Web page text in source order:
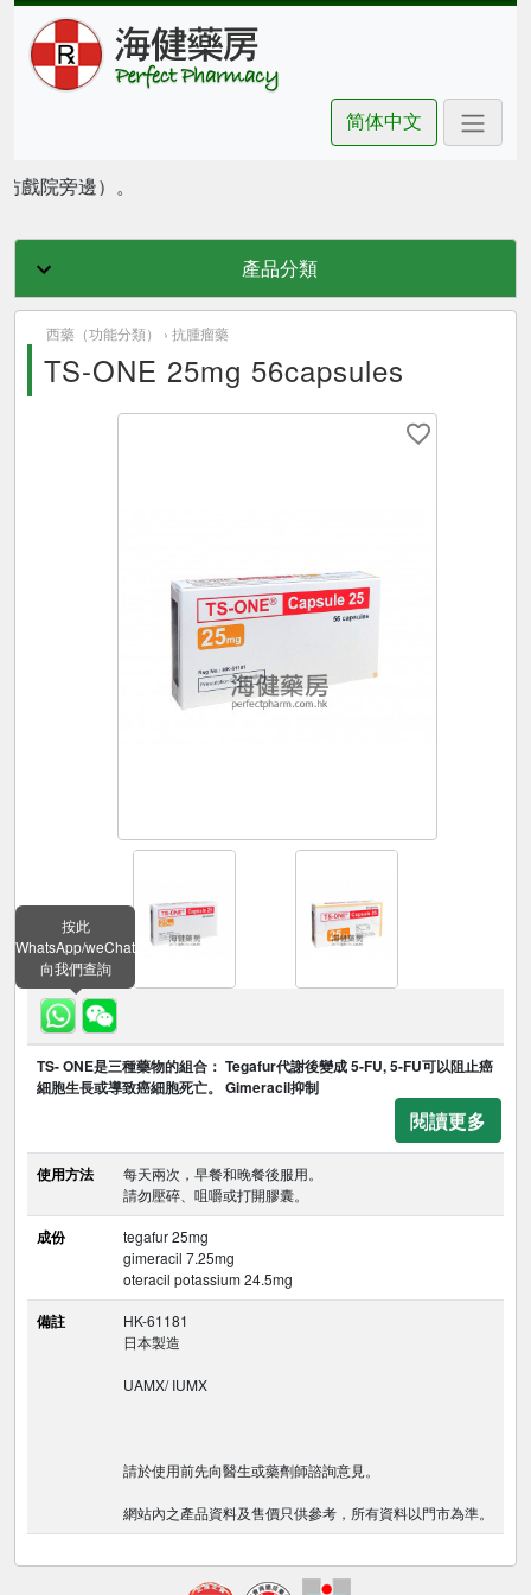
简体中文
戲院旁邊）。
產品分類
西藥（功能分類） › 抗腫瘤藥
TS-ONE 25mg 56capsules
按此
WhatsApp/weChat
向我們查詢
TS- ONE是三種藥物的組合： Tegafur代謝後變成 5-FU, 5-FU可以阻止癌
細胞生長或導致癌細胞死亡。 Gimeracil抑制
閱讀更多
使用方法
每天兩次，早餐和晚餐後服用。
請勿壓碎、咀嚼或打開膠囊。
成份
tegafur 25mg
gimeracil 7.25mg
oteracil potassium 24.5mg
備註
HK-61181
日本製造
UAMX/ IUMX
請於使用前先向醫生或藥劑師諮詢意見。
網站內之產品資料及售價只供參考，所有資料以門市為準。